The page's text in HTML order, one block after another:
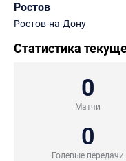
Ростов
Ростов-на-Дону
Статистика
0
Матчи
0
Голевые передачи